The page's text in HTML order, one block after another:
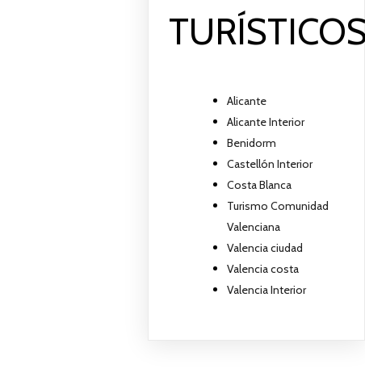
Alicante
Alicante Interior
Benidorm
Castellón Interior
Costa Blanca
Turismo Comunidad
Valenciana
Valencia ciudad
Valencia costa
Valencia Interior